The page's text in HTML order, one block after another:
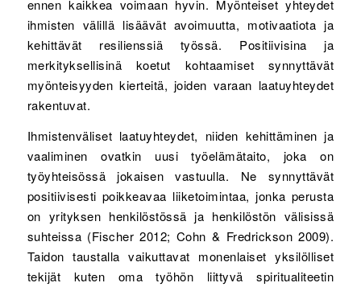
ennen kaikkea voimaan hyvin. Myönteiset yhteydet
ihmisten välillä lisäävät avoimuutta, motivaatiota ja
kehittävät resilienssiä työssä. Positiivisina ja
merkityksellisinä koetut kohtaamiset synnyttävät
myönteisyyden kierteitä, joiden varaan laatuyhteydet
rakentuvat.
Ihmistenväliset laatuyhteydet, niiden kehittäminen ja
vaaliminen ovatkin uusi työelämätaito, joka on
työyhteisössä jokaisen vastuulla. Ne synnyttävät
positiivisesti poikkeavaa liiketoimintaa, jonka perusta
on yrityksen henkilöstössä ja henkilöstön välisissä
suhteissa (Fischer 2012; Cohn & Fredrickson 2009).
Taidon taustalla vaikuttavat monenlaiset yksilölliset
tekijät kuten oma työhön liittyvä spiritualiteetin